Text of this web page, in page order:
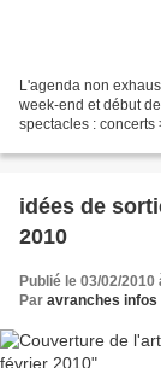
L'agenda non
week-end et début
spectacles :
idées de
2010
Publié le 03/02/2010
Par avranches infos